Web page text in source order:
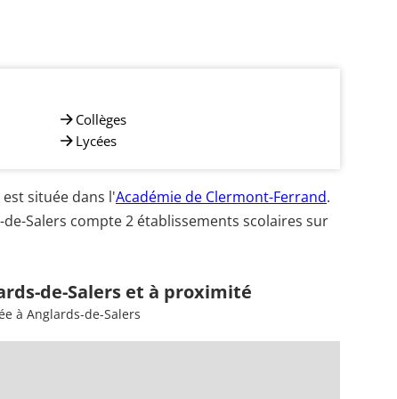
Collèges
Lycées
située dans l'Académie de Clermont-Ferrand.
Salers compte 2 établissements scolaires sur
de-Salers et à proximité
à Anglards-de-Salers